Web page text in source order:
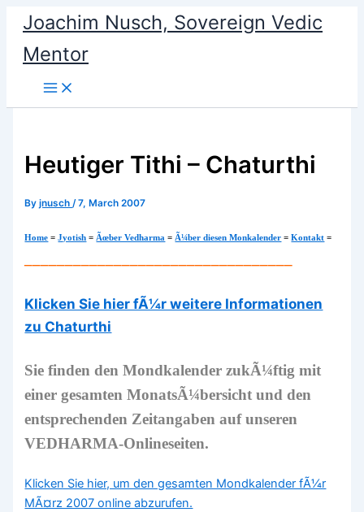
content
Joachim Nusch, Sovereign Vedic
Mentor
Heutiger Tithi – Chaturthi
Byjnusch/7, March 2007
Home = Jyotish = Ãœber Vedharma = Ã¼ber diesen Monkalender = Kontakt =
Klicken Sie hier fÃ¼r weitere Informationen
zu Chaturthi
Sie finden den Mondkalender zukÃ¼ftig mit
einer gesamten MonatsÃ¼bersicht und den
entsprechenden Zeitangaben auf unseren
VEDHARMA-Onlineseiten.
Klicken Sie hier, um den gesamten Mondkalender fÃ¼r
MÃ¤rz 2007 online abzurufen.